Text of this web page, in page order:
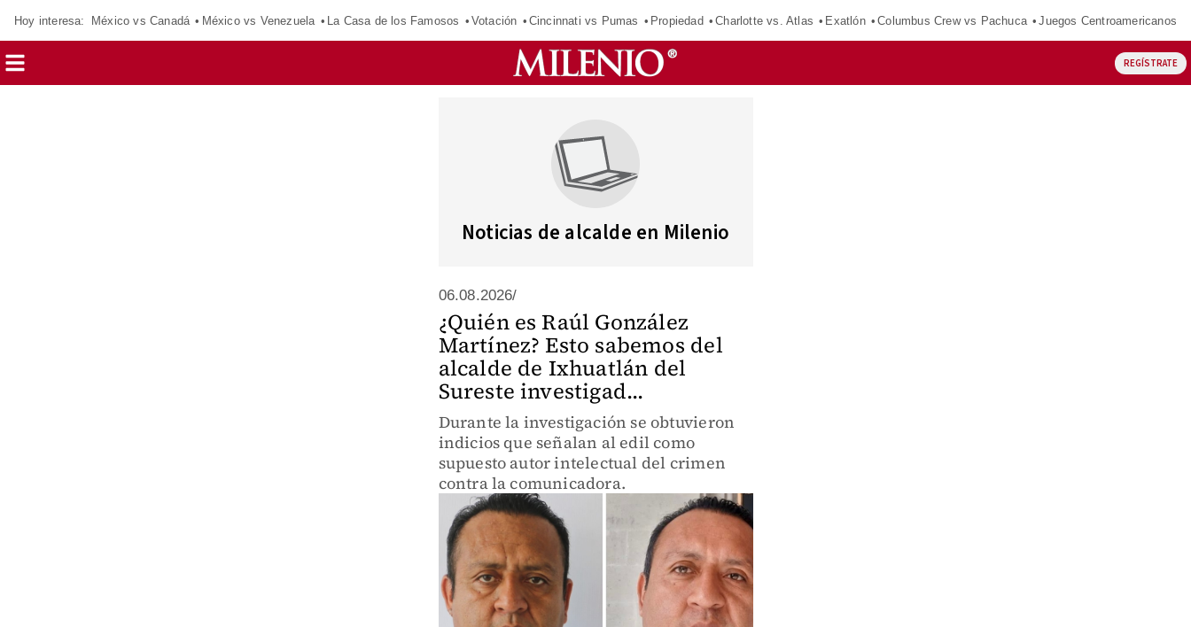
Hoy interesa: México vs Canadá México vs Venezuela La Casa de los Famosos Votación Cincinnati vs Pumas Propiedad Charlotte vs. Atlas Exatlón Columbus Crew vs Pachuca Juegos Centroamericanos
REGÍSTRATE
Noticias de alcalde en Milenio
06.08.2026/
¿Quién es Raúl González
Martínez? Esto sabemos del
alcalde de Ixhuatlán del
Sureste investigad...
Durante la investigación se obtuvieron
indicios que señalan al edil como
supuesto autor intelectual del crimen
contra la comunicadora.